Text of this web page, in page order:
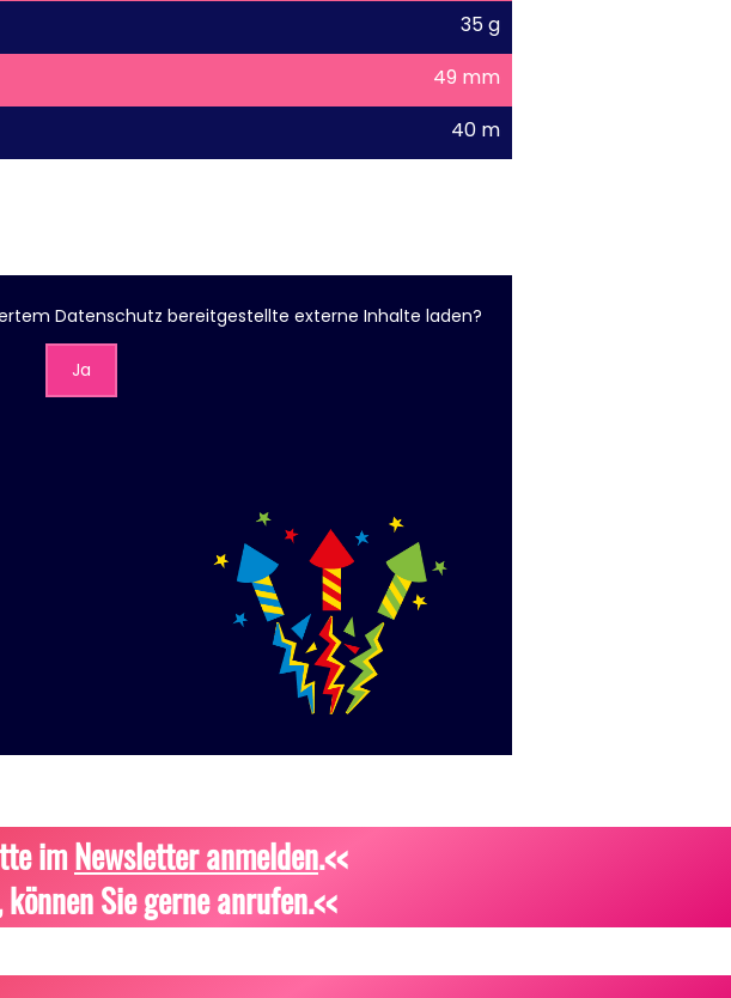
35 g
49 mm
40 m
Datenschutz bereitgestellte externe Inhalte laden?
Ja
imNewsletter anmelden.<<
Sie gerne anrufen.<<